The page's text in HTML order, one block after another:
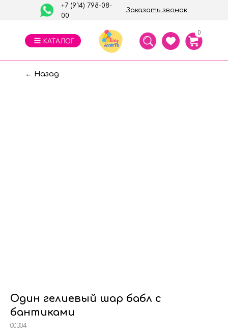
Заказать звонок
+7 (914) 798-08-
00
0
← Назад
Один гелиевый шар бабл с
бантиками
00304